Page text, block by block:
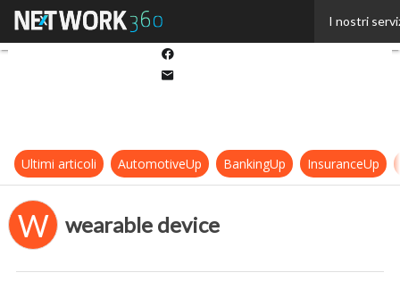
I nostri
Ultimi articoli AutomotiveUp BankingUp InsuranceUp
W wearable device